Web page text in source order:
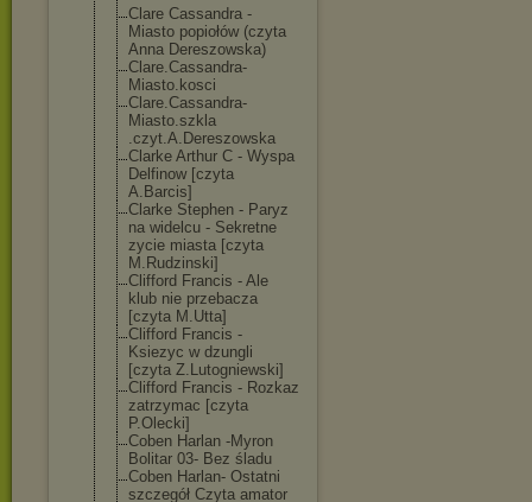
Clare Cassandra -
Miasto popiołów (czyta
Anna Dereszowska)
Clare.Cassandra-
Miasto.kosci
Clare.Cassandra-
Miasto.szkla
.czyt.A.Dereszowska
Clarke Arthur C - Wyspa
Delfinow [czyta
A.Barcis]
Clarke Stephen - Paryz
na widelcu - Sekretne
zycie miasta [czyta
M.Rudzinski]
Clifford Francis - Ale
klub nie przebacza
[czyta M.Utta]
Clifford Francis -
Ksiezyc w dzungli
[czyta Z.Lutogniewski]
Clifford Francis - Rozkaz
zatrzymac [czyta
P.Olecki]
Coben Harlan -Myron
Bolitar 03- Bez śladu
Coben Harlan- Ostatni
szczegół Czyta amator